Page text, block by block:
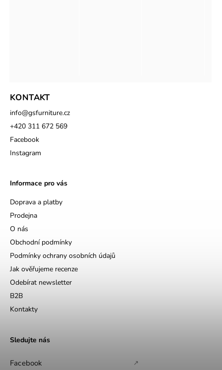
KONTAKT
info@gsfurniture.cz
+420 311 672 569
Facebook
Instagram
Informace pro vás
Doprava a platby
Prodejna
O nás
Obchodní podmínky
Podmínky ochrany osobních údajů
Jak ověřujeme recenze
Odebírat newsletter
B2B
Kontakty
Sledujte nás
Facebook ↗